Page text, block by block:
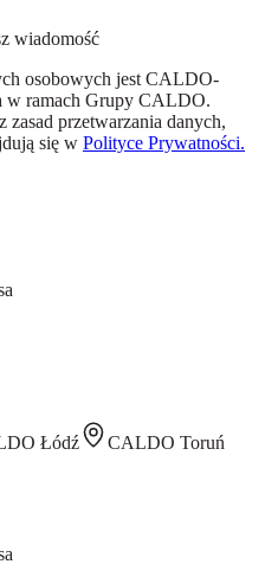
wiadomość
osobowych jest CALDO-
w ramach Grupy CALDO.
przetwarzania danych,
się w Polityce Prywatności.
Łódź
CALDO Toruń